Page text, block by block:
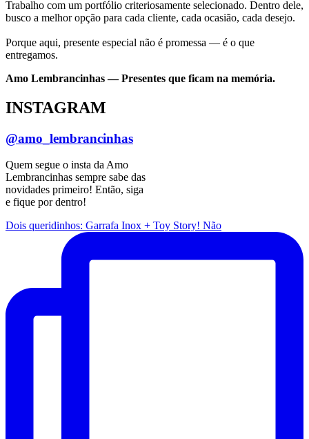
Trabalho com um portfólio criteriosamente selecionado. Dentro dele,
busco a melhor opção para cada cliente, cada ocasião, cada desejo.
Porque aqui, presente especial não é promessa — é o que
entregamos.
Amo Lembrancinhas — Presentes que ficam na memória.
INSTAGRAM
@amo_lembrancinhas
Quem segue o insta da Amo
Lembrancinhas sempre sabe das
novidades primeiro! Então, siga
e fique por dentro!
Dois queridinhos: Garrafa Inox + Toy Story! Não